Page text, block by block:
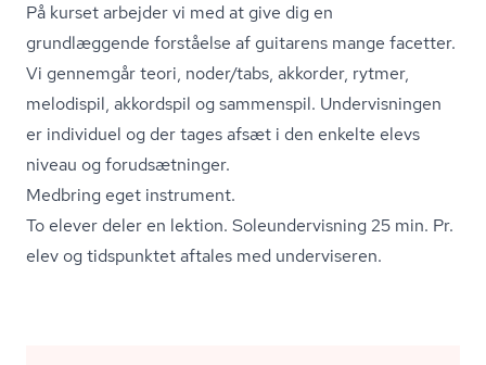
På kurset arbejder vi med at give dig en
grundlæggende forståelse af guitarens mange facetter.
Vi gennemgår teori, noder/tabs, akkorder, rytmer,
melodispil, akkordspil og sammenspil. Undervisningen
er individuel og der tages afsæt i den enkelte elevs
niveau og forudsætninger.
Medbring eget instrument.
To elever deler en lektion. Sole­un­der­vis­ning 25 min. Pr.
elev og tidspunktet aftales med underviseren.